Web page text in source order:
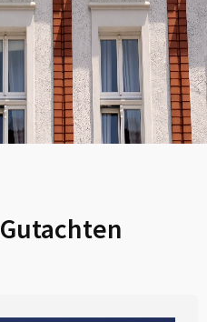
Gutachten